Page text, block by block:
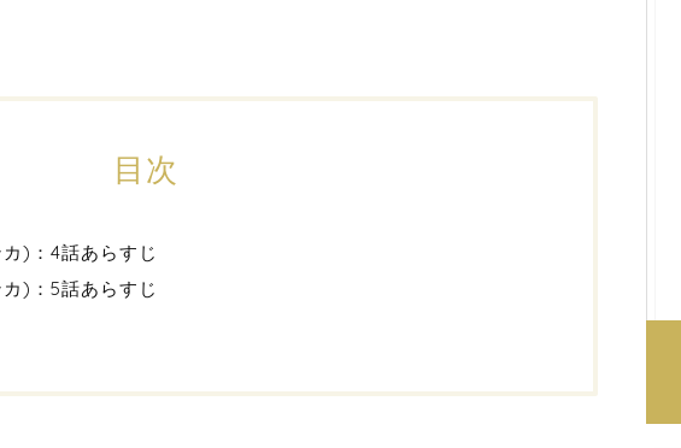
目次
)：4話あらすじ
)：5話あらすじ